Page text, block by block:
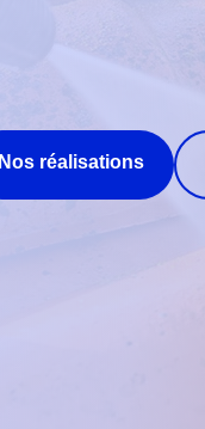
Nos réalisations